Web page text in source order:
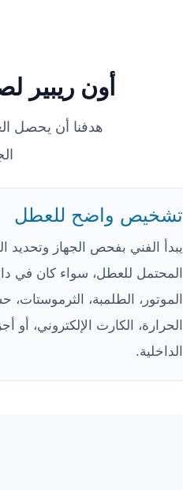
أون ريبير
هدفنا أن يحصل
تشخيص واضح للعطل
يبدأ الفني بفحص الجهاز وتحديد
المحتمل للعطل، سواء كان في
الموتور، الطلمبة،
الحرارة، الكارت الإلكتروني، أو
الداخلية.